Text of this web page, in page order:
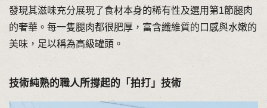
發現其滋味充分展現了食材本身的稀有性及選用第1節腿肉
的奢華。每一隻腿肉都很肥厚，富含纖維質的口感與水嫩的
美味，足以稱為高級罐頭。
技術純熟的職人所撐起的「拍打」技術